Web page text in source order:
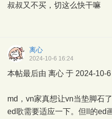
叔叔又不买，切这么快干嘛
离心
2024-10-6 16:24
本帖最后由 离心 于 2024-10-
md，vn家真想让vn当垫脚石
ed歌需要适应一下。但ll的ed